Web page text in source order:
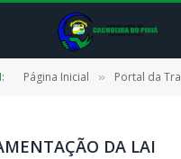
Página Inicial » Portal da
DA LAI